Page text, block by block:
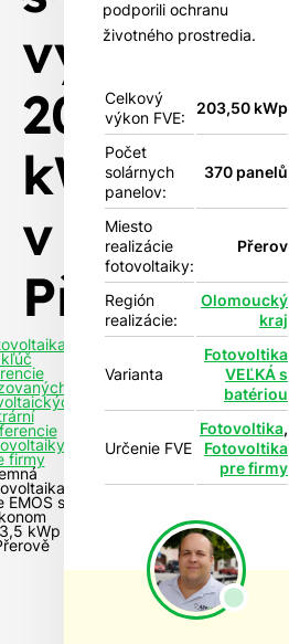
výkonom
203,5
kWp
v
Přerově
firmy
EMOS s
kWp
podporili ochranu
životného prostredia.
Celkový
výkon FVE:
203,50 kWp
Počet
solárnych
panelov:
370 panelů
Miesto
realizácie
fotovoltaiky:
Přerov
Región
realizácie:
Olomoucký
kraj
Varianta
Fotovoltika
VEĽKÁ s
batériou
Určenie FVE
Fotovoltika,
Fotovoltika
pre firmy